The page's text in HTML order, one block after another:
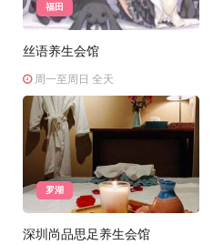
福田
丝语养生会馆
周一至周日 全天
罗湖
深圳尚品思足养生会馆